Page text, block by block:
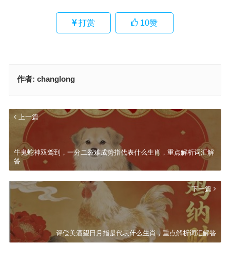
打赏 10赞
作者: changlong
上一篇
牛鬼蛇神双驾到，一分二裂难成势指代表什么生肖，重点解析词汇解
答
下一篇
评偿美酒望日月指是代表什么生肖，重点解析词汇解答